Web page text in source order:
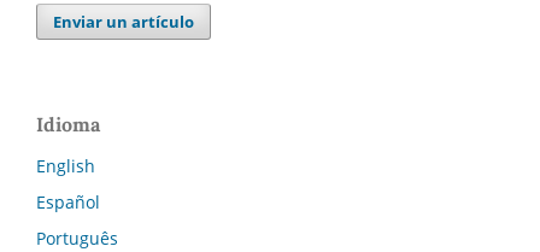
Enviar un artículo
Idioma
English
Español
Português